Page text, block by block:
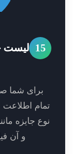
لیست جوایز
برای شما صفحه
اطلاعت از
جایزه مانند گلدن
و آن فیلم و